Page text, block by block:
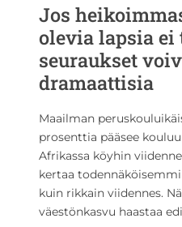
Jos
olevia lapsia ei
seuraukset
dramaattisia
Maailman
prosenttia pääsee
Afrikassa köyhin
kertaa
kuin rikkain viidennes.
väestönkasvu haastaa